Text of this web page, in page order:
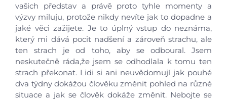
vašich představ a právě proto tyhle momenty a
výzvy miluju, protože nikdy nevíte jak to dopadne a
jaké věci zažijete. Je to úplný vstup do neznáma,
který mi dává pocit nadšení a zároveň strachu, ale
ten strach je od toho, aby se odboural. Jsem
neskutečně ráda,že jsem se odhodlala k tomu ten
strach překonat. Lidi si ani neuvědomují jak pouhé
dva týdny dokážou člověku změnit pohled na různé
situace a jak se člověk dokáže změnit. Nebojte se